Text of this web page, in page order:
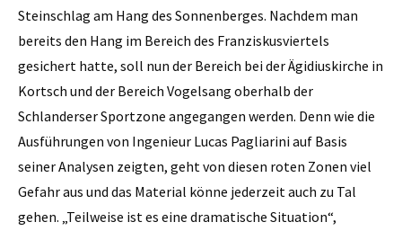
Steinschlag am Hang des Sonnenberges. Nachdem man
bereits den Hang im Bereich des Franziskusviertels
gesichert hatte, soll nun der Bereich bei der Ägidiuskirche in
Kortsch und der Bereich Vogelsang oberhalb der
Schlanderser Sportzone angegangen werden. Denn wie die
Ausführungen von Ingenieur Lucas Pagliarini auf Basis
seiner Analysen zeigten, geht von diesen roten Zonen viel
Gefahr aus und das Material könne jederzeit auch zu Tal
gehen. „Teilweise ist es eine dramatische Situation“,